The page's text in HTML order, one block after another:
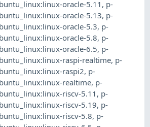
oracle-5.11 , p-
oracle-5.13, p-
oracle-5.3, p-
oracle-5.8, p-
oracle-6.5, p-
raspi-realtime, p-
raspi2, p-
realtime, p-
riscv-5.11, p-
riscv-5.19, p-
riscv-5.8, p-